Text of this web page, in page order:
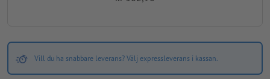
Vill du ha snabbare leverans? Välj expressleverans i kassan.